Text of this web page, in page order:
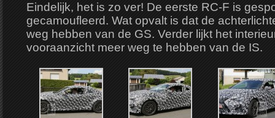
Eindelijk, het is zo ver! De eerste RC-F is
gecamoufleerd. Wat opvalt is dat de
weg hebben van de GS. Verder lijkt het
vooraanzicht meer weg te hebben van de IS.